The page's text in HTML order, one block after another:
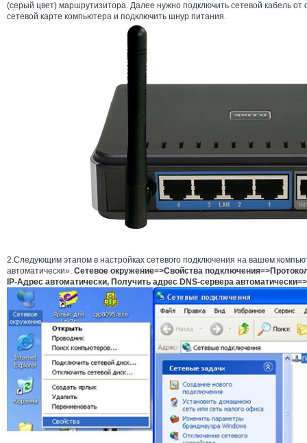
(серый цвет) маршрутизитора. Далее нужно подключить сетевой кабель от
сетевой карте компьютера и подключить шнур питания.
2.Следующим этапом в настройках сетевого подключения на вашем
автоматически». Сетевое окружение=>Свойства
IP-Адрес автоматически, Получить адрес DNS-сервера